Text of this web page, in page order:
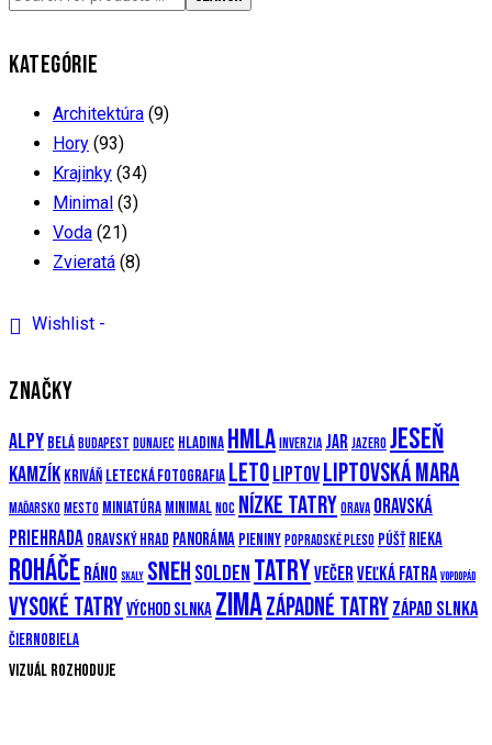
KATEGÓRIE
Architektúra (9)
Hory (93)
Krajinky (34)
Minimal (3)
Voda (21)
Zvieratá (8)
Wishlist -
ZNAČKY
Alpy Belá Budapest Dunajec Hladina Hmla Inverzia Jar JazeroJeseň
Kamzík Kriváň Letecká fotografia LetoLiptovLiptovská mara
Maďarsko Mesto Miniatúra Minimal Noc Nízke TatryOrava Oravská
priehrada Oravský hrad Panoráma Pieniny Popradské pleso Púšť Rieka
RoháčeRáno Skaly Sneh Solden TatryvečerVeľká Fatra Vopdopád
Vysoké TatryVýchod slnka ZimaZápadné TatryZápad slnka
Čiernobiela
Vizuál rozhoduje